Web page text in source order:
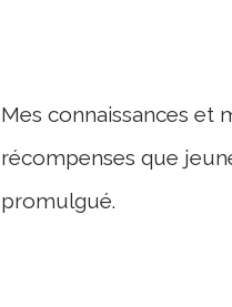
Mes connaissances et
récompenses que
promulgué.